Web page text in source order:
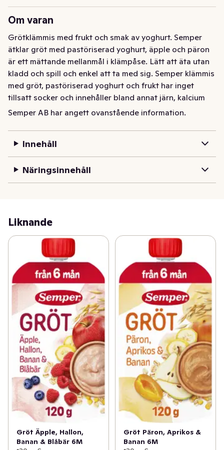
Om varan
Grötklämmis med frukt och smak av yoghurt. Semper
ätklar gröt med pastöriserad yoghurt, äpple och päron
är ett mättande mellanmål i klämpåse. Lätt att äta utan
kladd och spill och enkel att ta med sig. Semper klämmis
med gröt, pastöriserad yoghurt och frukt har inget
tillsatt socker och innehåller bland annat järn, kalcium
och vitamin C, så att ditt barn får i sig massor av den
gärna klämmisen från sked. För barn från 6 månader.
Grötklämmis med frukt och smak av yoghurt. Semper
är ett mättande mellanmål i klämpåse. Lätt att äta utan
kladd och spill och enkel att ta med sig. Semper klämmis
och vitamin C, så att ditt barn får i sig massor av den
näring det behöver. Passar perfekt till mellis, servera
gärna klämmisen från sked. För barn från 6 månader.
Semper AB har angett ovanstående information.
Innehåll
Näringsinnehåll
Liknande
Gröt Äpple, Hallon,
Banan & Blåbär 6M
Gröt Päron, Aprikos &
Banan 6M